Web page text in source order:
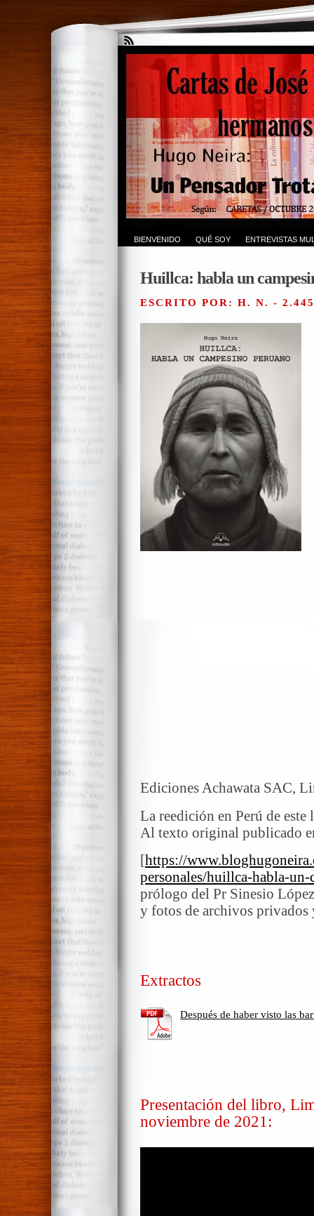
BIENVENIDO QUÉ SOY ENTREVISTAS
Huillca: habla un
ESCRITO POR: H. N. -
Ediciones Achawata SAC,
La reedición en Perú de
Al texto original publicado
[https://
personales/huillca-habla-un-
prólogo del Pr Sinesio
y fotos de archivos privados
Extractos
Después de haber visto las
Presentación del libro,
noviembre de 2021: